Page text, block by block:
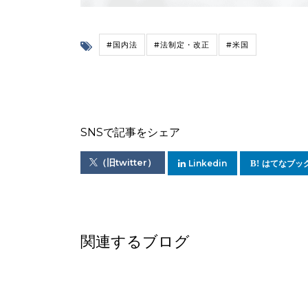
#国内法 #法制定・改正 #米国
SNSで記事をシェア
（旧twitter） Linkedin はてなブッ
関連するブログ